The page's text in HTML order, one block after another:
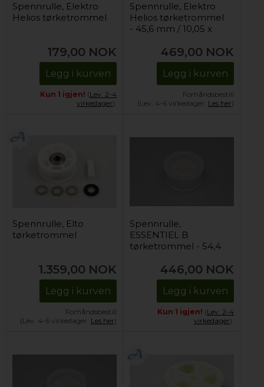
Spennrulle, Elektro
Helios tørketrommel
179,00 NOK
Legg i kurven
Kun 1 igjen! (Lev. 2-4
virkedager).
Spennrulle, Elektro
Helios tørketrommel
- 45,6 mm / 10,05 x
469,00 NOK
Legg i kurven
Forhåndsbestill
(Lev. 4-6 virkedager. Les her)
Spennrulle, Elto
tørketrommel
1.359,00 NOK
Legg i kurven
Forhåndsbestill
(Lev. 4-6 virkedager. Les her)
Spennrulle,
ESSENTIEL B
tørketrommel - 54,4
446,00 NOK
Legg i kurven
Kun 1 igjen! (Lev. 2-4
virkedager).